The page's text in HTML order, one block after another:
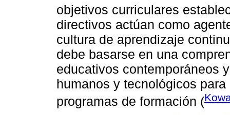
objetivos curriculares
directivos actúan como
cultura de aprendizaje
debe basarse en una
educativos contemporáneos
humanos y tecnológicos
programas de formación (